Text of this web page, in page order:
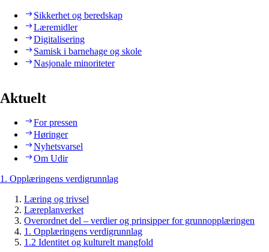
Sikkerhet og beredskap
Læremidler
Digitalisering
Samisk i barnehage og skole
Nasjonale minoriteter
Aktuelt
For pressen
Høringer
Nyhetsvarsel
Om Udir
1. Opplæringens verdigrunnlag
Læring og trivsel
Læreplanverket
Overordnet del – verdier og prinsipper for grunnopplæringen
1. Opplæringens verdigrunnlag
1.2 Identitet og kulturelt mangfold